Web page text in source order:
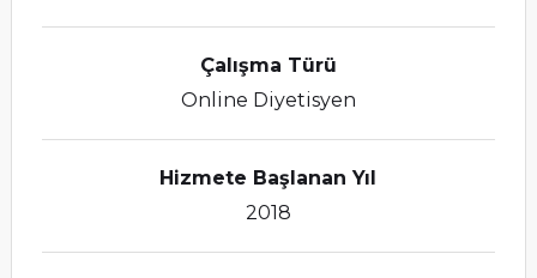
Çalışma Türü
Online Diyetisyen
Hizmete Başlanan Yıl
2018